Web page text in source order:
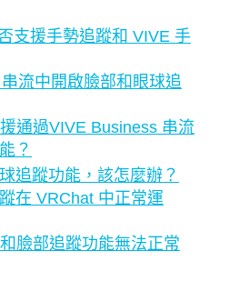
支援手勢追蹤和 VIVE 手
流中開啟臉部和眼球追
通過VIVE Business 串流
？
追蹤功能，該怎麼辦？
在 VRChat 中正常運
臉部追蹤功能無法正常